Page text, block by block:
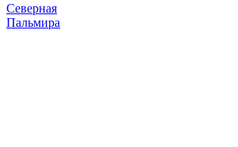
Северная
Пальмира